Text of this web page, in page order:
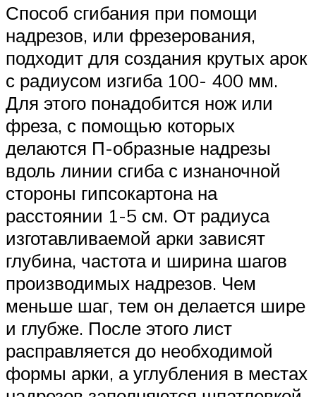
Способ сгибания при помощи
надрезов, или фрезерования,
подходит для создания крутых арок
с радиусом изгиба 100- 400 мм.
Для этого понадобится нож или
фреза, с помощью которых
делаются П-образные надрезы
вдоль линии сгиба с изнаночной
стороны гипсокартона на
расстоянии 1-5 см. От радиуса
изготавливаемой арки зависят
глубина, частота и ширина шагов
производимых надрезов. Чем
меньше шаг, тем он делается шире
и глубже. После этого лист
расправляется до необходимой
формы арки, а углубления в местах